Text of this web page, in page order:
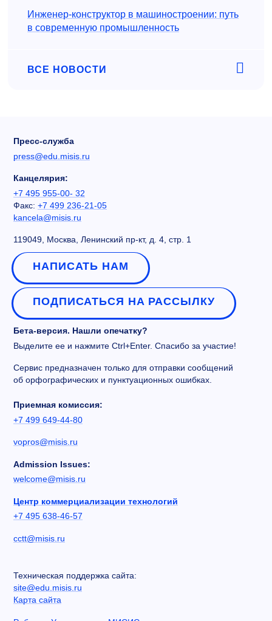
Инженер‑конструктор в машиностроении: путь
в современную промышленность
ВСЕ НОВОСТИ
Пресс-служба
press@edu.misis.ru
Канцелярия:
+7 495 955-00- 32
Факс: +7 499 236-21-05
kancela@misis.ru
119049, Москва, Ленинский пр-кт, д. 4, стр. 1
НАПИСАТЬ НАМ
ПОДПИСАТЬСЯ НА РАССЫЛКУ
Бета-версия. Нашли опечатку?
Выделите ее и нажмите Ctrl+Enter. Спасибо за участие!
Сервис предназначен только для отправки сообщений
об орфографических и пунктуационных ошибках.
Приемная комиссия:
+7 499 649-44-80
vopros@misis.ru
Admission Issues:
welcome@misis.ru
Центр коммерциализации технологий
+7 495 638-46-57
cctt@misis.ru
Техническая поддержка сайта:
site@edu.misis.ru
Карта сайта